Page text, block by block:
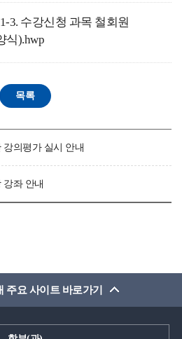
1-3. 수강신청 과목 철회원
식).hwp
강의평가 실시 안내
강좌 안내
주요 사이트 바로가기